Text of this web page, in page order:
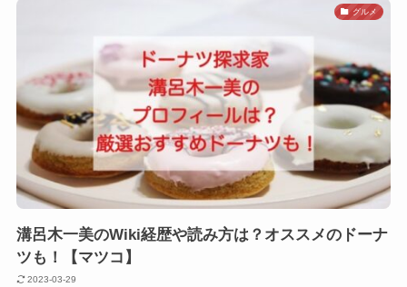
グルメ
溝呂木一美のWiki経歴や読み方は？オススメのドーナ
ツも！【マツコ】
2023-03-29